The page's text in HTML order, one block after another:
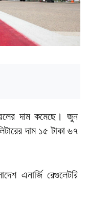
দাম কমেছে। জুন
দাম ১৫ টাকা ৬৭
এনার্জি রেগুলেটরি